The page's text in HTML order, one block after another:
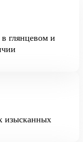
глянцевом и
изысканных